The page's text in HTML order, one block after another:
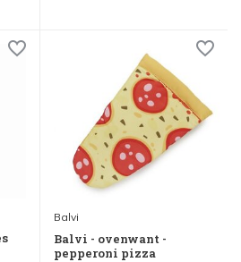
Balvi
Balvi - ovenwant -
pepperoni pizza